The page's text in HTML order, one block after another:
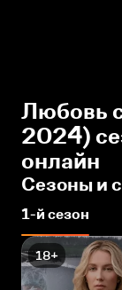
Любовь
2024)
онлайн
Сезоны и
1-й сезон
18+